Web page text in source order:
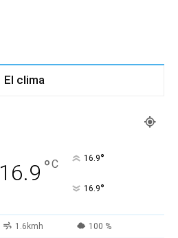
El clima
16.9 °C 16.9°
16.9°
1.6kmh 100 %